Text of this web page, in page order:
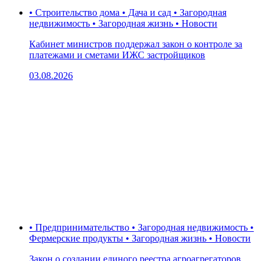
• Строительство дома • Дача и сад • Загородная
недвижимость • Загородная жизнь • Новости
Кабинет министров поддержал закон о контроле за
платежами и сметами ИЖС застройщиков
03.08.2026
• Предпринимательство • Загородная недвижимость •
Фермерские продукты • Загородная жизнь • Новости
Закон о создании единого реестра агроагрегаторов